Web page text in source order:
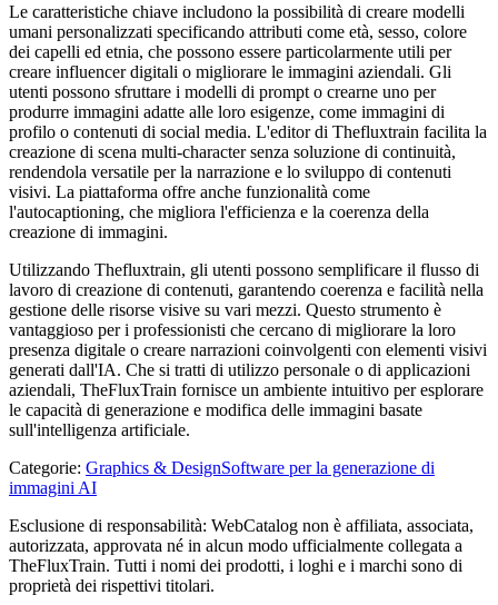
Le caratteristiche chiave includono la possibilità di creare modelli
umani personalizzati specificando attributi come età, sesso, colore
dei capelli ed etnia, che possono essere particolarmente utili per
creare influencer digitali o migliorare le immagini aziendali. Gli
utenti possono sfruttare i modelli di prompt o crearne uno per
produrre immagini adatte alle loro esigenze, come immagini di
profilo o contenuti di social media. L'editor di Thefluxtrain facilita la
creazione di scena multi-character senza soluzione di continuità,
rendendola versatile per la narrazione e lo sviluppo di contenuti
visivi. La piattaforma offre anche funzionalità come
l'autocaptioning, che migliora l'efficienza e la coerenza della
creazione di immagini.
Utilizzando Thefluxtrain, gli utenti possono semplificare il flusso di
lavoro di creazione di contenuti, garantendo coerenza e facilità nella
gestione delle risorse visive su vari mezzi. Questo strumento è
vantaggioso per i professionisti che cercano di migliorare la loro
presenza digitale o creare narrazioni coinvolgenti con elementi visivi
generati dall'IA. Che si tratti di utilizzo personale o di applicazioni
aziendali, TheFluxTrain fornisce un ambiente intuitivo per esplorare
le capacità di generazione e modifica delle immagini basate
sull'intelligenza artificiale.
Categorie: Graphics & DesignSoftware per la generazione di
immagini AI
Esclusione di responsabilità: WebCatalog non è affiliata, associata,
autorizzata, approvata né in alcun modo ufficialmente collegata a
TheFluxTrain. Tutti i nomi dei prodotti, i loghi e i marchi sono di
proprietà dei rispettivi titolari.